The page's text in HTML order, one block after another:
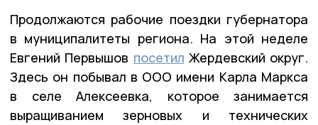
Продолжаются рабочие поездки губернатора
в муниципалитеты региона. На этой неделе
Евгений Первышов посетил Жердевский округ.
Здесь он побывал в ООО имени Карла Маркса
в селе Алексеевка, которое занимается
выращиванием зерновых и технических